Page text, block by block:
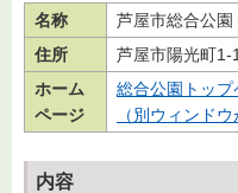
名称
芦屋市総合公園
住所
芦屋市陽光町1-1
ホーム
ページ
総合公園トップ
（別ウィンドウ
内容